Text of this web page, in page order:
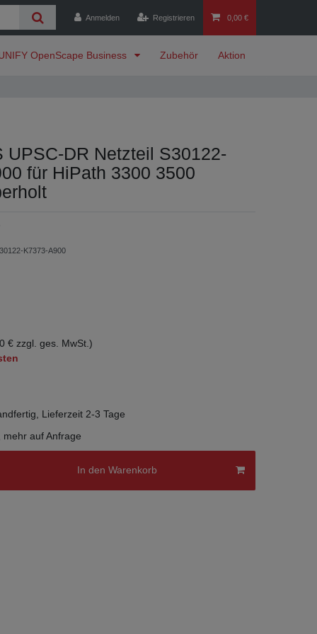
Anmelden Registrieren 0,00 €
OpenScape Business Zubehör Aktion
UPSC-DR Netzteil S30122-
für HiPath 3300 3500
K7373-A900
€ zzgl. ges. MwSt.)
Lieferzeit 2-3 Tage
mehr auf Anfrage
In den Warenkorb